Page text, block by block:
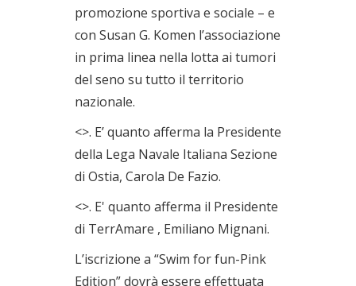
promozione sportiva e sociale – e
con Susan G. Komen l’associazione
in prima linea nella lotta ai tumori
del seno su tutto il territorio
nazionale.
<>. E’ quanto afferma la Presidente
della Lega Navale Italiana Sezione
di Ostia, Carola De Fazio.
<>. E' quanto afferma il Presidente
di TerrAmare , Emiliano Mignani.
L’iscrizione a “Swim for fun-Pink
Edition” dovrà essere effettuata